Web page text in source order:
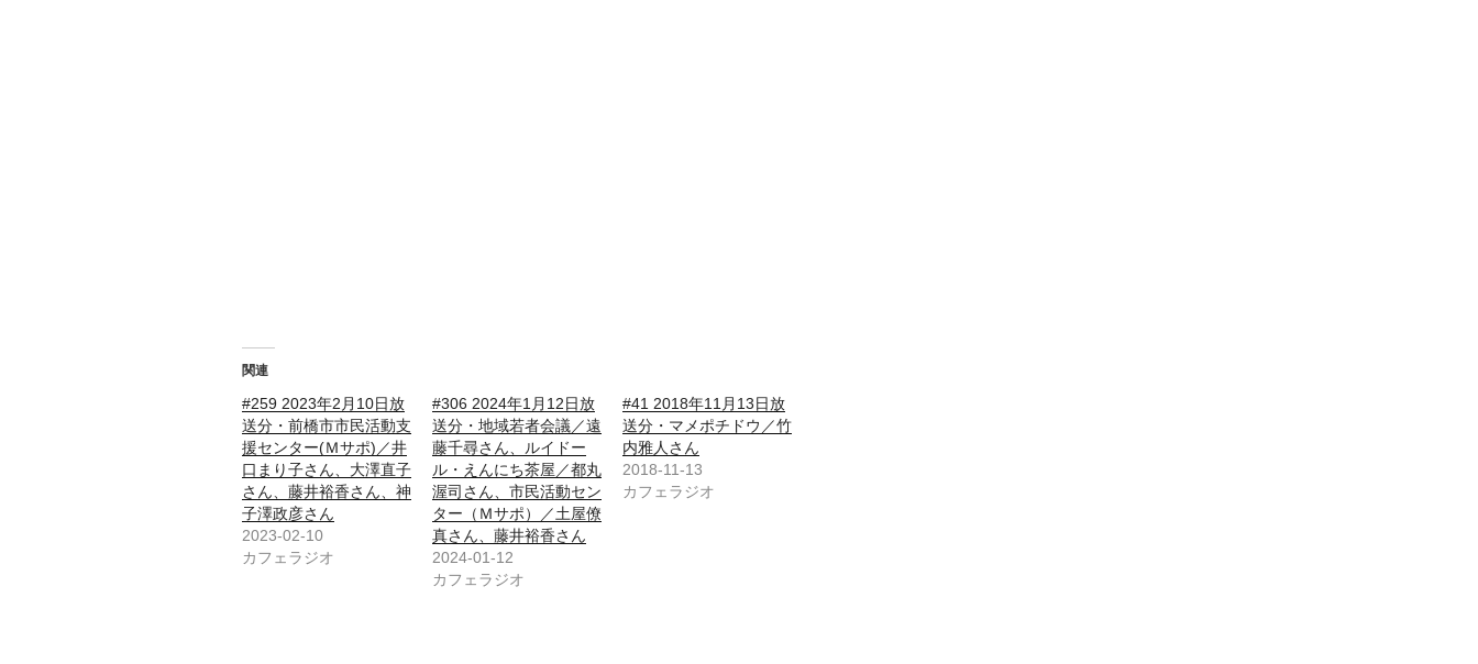
関連
#259 2023年2月10日放
送分・前橋市市民活動支
援センター(Ｍサポ)／井
口まり子さん、大澤直子
さん、藤井裕香さん、神
子澤政彦さん
2023-02-10
カフェラジオ
#306 2024年1月12日放
送分・地域若者会議／遠
藤千尋さん、ルイドー
ル・えんにち茶屋／都丸
渥司さん、市民活動セン
ター（Ｍサポ）／土屋僚
真さん、藤井裕香さん
2024-01-12
カフェラジオ
#41 2018年11月13日放
送分・マメポチドウ／竹
内雅人さん
2018-11-13
カフェラジオ